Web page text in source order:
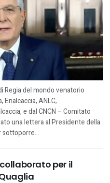
Regia del mondo venatorio
ANLC,
e dal CNCN – Comitato
una lettera al Presidente della
sottoporre...
collaborato per il